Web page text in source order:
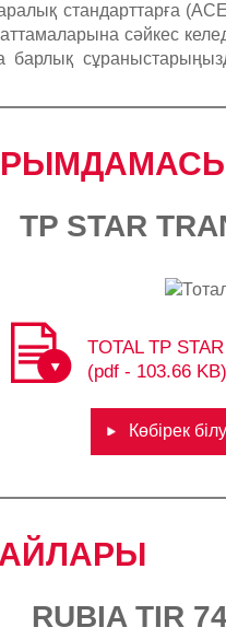
стандарттарға
сәйкес
барлық
TP STAR
TOTAL TP
(pdf - 103.66 KB)
Көбірек білу
RUBIA TIR